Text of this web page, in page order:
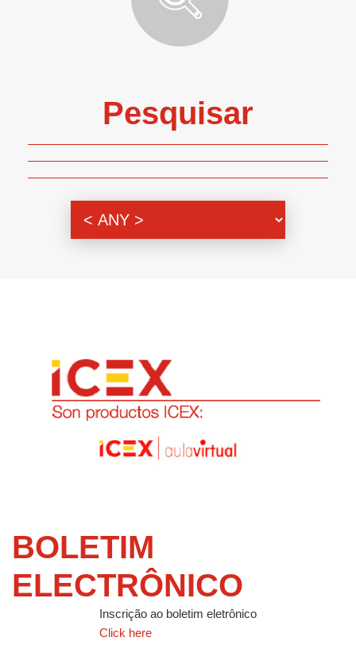
Pesquisar
BOLETIM
ELECTRÔNICO
Inscrição ao boletim eletrônico
Click here